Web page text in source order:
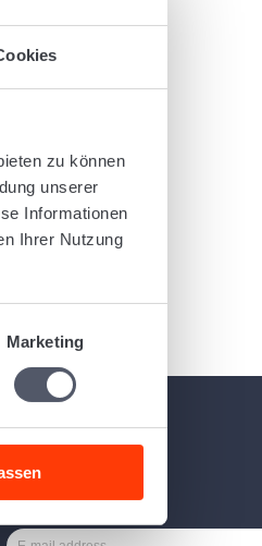
zu können
unserer
Informationen
Ihrer Nutzung
Marketing
Newsletter